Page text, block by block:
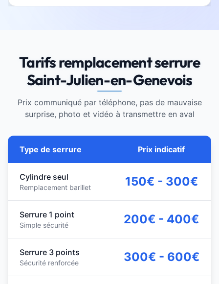
Tarifs remplacement serrure
Saint-Julien-en-Genevois
Prix communiqué par téléphone, pas de mauvaise
surprise, photo et vidéo à transmettre en aval
Type de serrure Prix indicatif
Cylindre seul
Remplacement barillet 150€ - 300€
Serrure 1 point
Simple sécurité 200€ - 400€
Serrure 3 points
Sécurité renforcée 300€ - 600€